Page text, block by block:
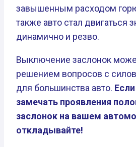
завышенным расходом
также авто стал двигаться
динамично и резво.
Выключение заслонок
решением вопросов с
для большинства авто.
замечать проявления
заслонок на вашем
откладывайте!